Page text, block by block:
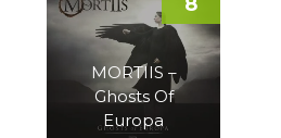
MORTIIS –
Ghosts Of
Europa